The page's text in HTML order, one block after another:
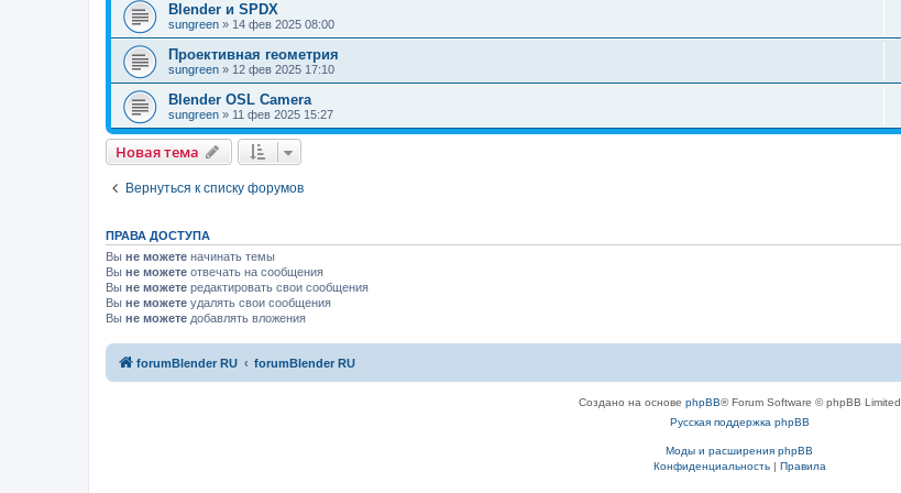
Blender и SPDX
sungreen » 14 фев 2025 08:00
Проективная геометрия
sungreen » 12 фев 2025 17:10
Blender OSL Camera
sungreen » 11 фев 2025 15:27
Новая тема
Вернуться к списку форумов
ПРАВА ДОСТУПА
Вы не можете начинать темы
Вы не можете отвечать на сообщения
Вы не можете редактировать свои сообщения
Вы не можете удалять свои сообщения
Вы не можете добавлять вложения
forumBlender RU forumBlender RU
Создано на основе phpBB® Forum Software © phpBB Limited
Русская поддержка phpBB
Моды и расширения phpBB
Конфиденциальность| Правила